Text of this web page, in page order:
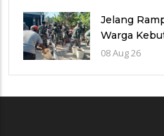
Jelang
Warga
Desa Cukil
08 Aug 26